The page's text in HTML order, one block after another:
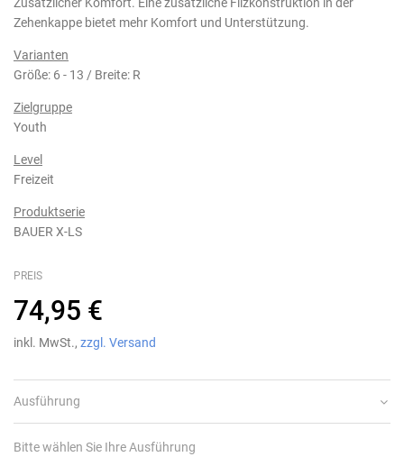
Zehenkappe bietet mehr Komfort und Unterstützung.
Varianten
Größe: 6 - 13 / Breite: R
Zielgruppe
Youth
Level
Freizeit
Produktserie
BAUER X-LS
PREIS
74,95 €
inkl. MwSt., zzgl. Versand
Ausführung
Bitte wählen Sie Ihre Ausführung